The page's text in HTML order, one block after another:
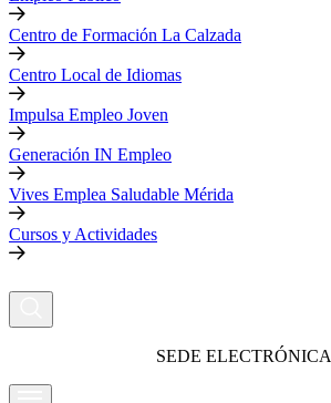
Centro de Formación La Calzada
Centro Local de Idiomas
Impulsa Empleo Joven
Generación IN Empleo
Vives Emplea Saludable Mérida
Cursos y Actividades
SEDE ELECTRÓNICA